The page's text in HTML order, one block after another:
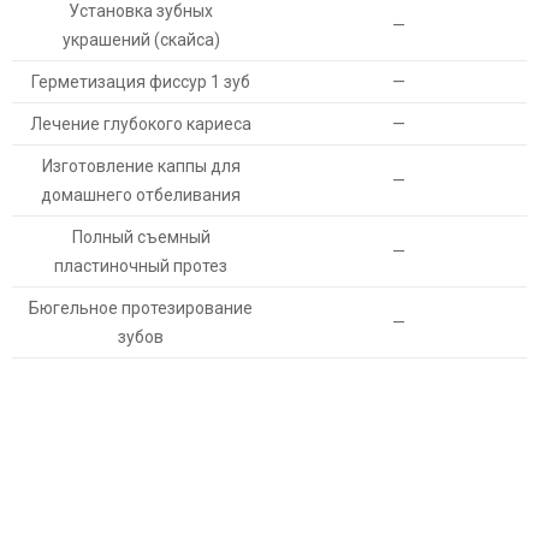
Установка зубных
украшений (скайса)
—
Герметизация фиссур 1 зуб —
Лечение глубокого кариеса —
Изготовление каппы для
домашнего отбеливания
—
Полный съемный
пластиночный протез
—
Бюгельное протезирование
зубов
—